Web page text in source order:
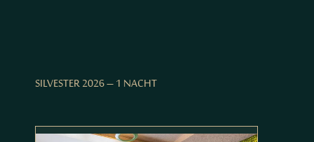
SILVESTER 2026 – 1 NACHT